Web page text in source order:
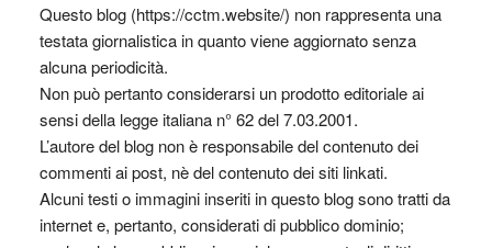
Questo blog (https://cctm.website/) non rappresenta una
testata giornalistica in quanto viene aggiornato senza
alcuna periodicità.
Non può pertanto considerarsi un prodotto editoriale ai
sensi della legge italiana n° 62 del 7.03.2001.
L’autore del blog non è responsabile del contenuto dei
commenti ai post, nè del contenuto dei siti linkati.
Alcuni testi o immagini inseriti in questo blog sono tratti da
internet e, pertanto, considerati di pubblico dominio;